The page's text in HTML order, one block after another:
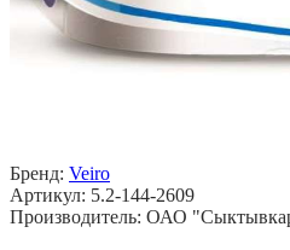
Бренд: Veiro
Артикул: 5.2-144-2609
Производитель: ОАО